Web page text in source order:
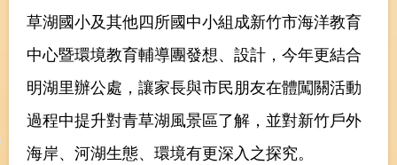
草湖國小及其他四所國中小組成新竹市海洋教育
中心暨環境教育輔導團發想、設計，今年更結合
明湖里辦公處，讓家長與市民朋友在體闖關活動
過程中提升對青草湖風景區了解，並對新竹戶外
海岸、河湖生態、環境有更深入之探究。